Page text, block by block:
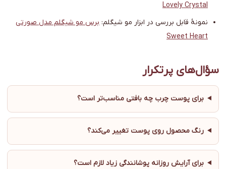
Lovely Crystal
نمونهٔ قابل بررسی در ابزار مو شیگلم: برس مو شیگلم مدل صورتی
Sweet Heart
سؤال‌های پرتکرار
برای پوست چرب چه بافتی مناسب‌تر است؟
رنگ محصول روی پوست تغییر می‌کند؟
برای آرایش روزانه پوشانندگی زیاد لازم است؟